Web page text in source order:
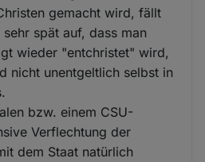
gemacht wird, fällt
spät auf, dass man
wieder "entchristet" wird,
nicht unentgeltlich selbst in
bzw. einem CSU-
Verflechtung der
dem Staat natürlich